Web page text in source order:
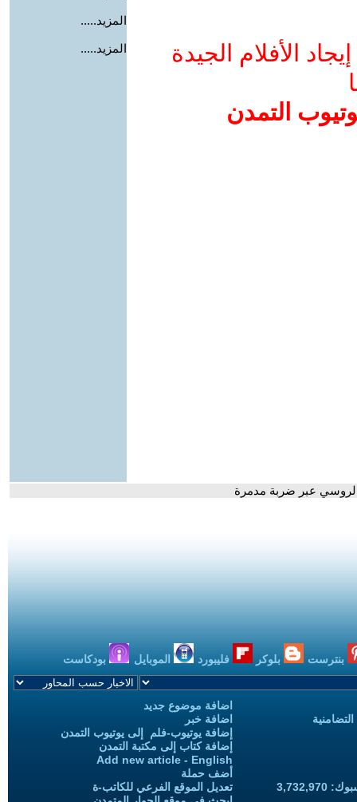
الأفلام الجيدة
التمدن
المزيد.....
المزيد.....
الروسي عبر ضربة مدمرة
بنترست بلوكر فليبورد الموبايل بودكاست
اضافة موضوع جديد
اضافة خبر
إضافة يوتيوب-فلم إلى يوتيوب التمدن
إضافة كتاب إلى مكتبة التمدن
Add new article - English
أضف حملة
تعديل الموقع الفرعي للكاتب-ة